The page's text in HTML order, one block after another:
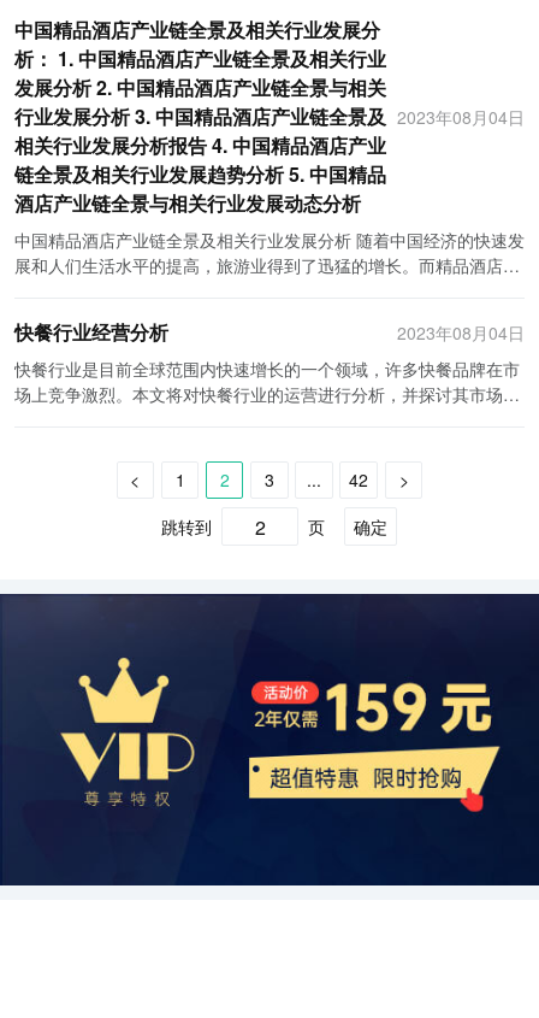
繁荣的发展。
酒店在服务和营销方面也做得十分出色。他们注重与当地的文化和旅
游景点的结合，打造了更加具有地域特色的主题酒店。此外，他们还
利用社交媒体和网络平台进行营销和宣传，吸引更多的游客。 综上所
述，国内外的主题酒店行业都在快速发展，并取得了显著的业绩。在
今后的发展中，主题酒店行业有望通过不断创新和提升服务品质，为
游客带来更加独特和丰富的入住体验，为旅游业的发展做出更大的贡
献。
鼓励企业加强技术研发，以提升在线旅游服务的质量和效率。此外，
政府还积极推动旅游业与其他行业的融合，为在线旅游行业的发展提
供了更多的机会和资源。 综上所述，中国在线旅游行业投融资机会是
非常乐观的。庞大的市场规模、发展潜力巨大、竞争格局相对稳定以
及政府的支持力度不断加大，都为投资者提供了可观的回报和丰富的
机会。当然，投资者在进行投融资决策时，还需要结合市场状况和自
身实力，制定合理的投资策略，以获得更好的投资收益。
帮助用户解决问题和获取更多的旅游信息。这种个性化的服务模式，
能够提高用户的旅游体验和满意度，增加用户的忠诚度和重复消费。
再次，中国在线旅游行业的模式注重线上和线下的结合。虽然在线旅
游平台提供了方便快捷的在线预订服务，但对于某些产品和服务，仍
然需要线下的实体店面。比如，一些高端旅游产品、签证办理、海外
旅游等需要线下服务的业务。因此，很多在线旅游平台开始与线下旅
行社和实体门店合作，提供线上预订，线下服务的全方位旅游体验。
这种线上线下结合的模式，能够充分发挥各自的优势，满足不同消费
者的需求。 然而，中国在线旅游行业仍面临一些挑战和问题。首先，
行业竞争激烈，市场份额分散。目前，中国在线旅游市场竞争非常激
用户在进行在线预订和支付时，往往需提供个人和财务信息，对于网
上支付安全的担忧成为用户的一大顾虑。另外，由于国内旅游行业的
发展速度过快，也存在一些不合规的产品和服务，给用户带来了一定
的风险。 总之，中国在线旅游行业的模式具有平台化、个性化、线上
的发展潜力。未来，随着互联网技术和消费者需求的不断变化，中国
在线旅游行业将不断创新和发展，提供更多、更好的旅游产品和服
动，地区和国家能够吸引更多的游客前来消费。这不仅能推动当地旅
游业的发展，还能带动相关产业的繁荣，如酒店、餐饮、交通等。典
型的例子是许多旅游目的地会在旅游淡季推出优惠活动，吸引游客来
访。这种方式能够有效平衡旅游业的季节性波动，保持全年持续的增
长。 另外，奖励旅游市场还能促进地区经济的多元化发展。许多地方
政府将旅游业作为当地经济转型升级的重点领域，并采取一系列措施
来吸引投资和提升旅游服务质量。这能够促进当地产业结构的升级和
优化，加快经济发展。例如，一些农村地区开展农村旅游项目，将传
统的农业经济转变为文化旅游经济，提高了当地居民的收入水平和生
活质量。 然而，奖励旅游市场也面临一些挑战。首先，过分依赖奖励
争。此外，长期依赖奖励政策可能会使市场变得依赖性强，缺乏自主
创新能力。因此，对于奖励旅游市场的政策制定者来说，需要加强对
市场调控和监管，促进市场的健康发展。 总之，奖励旅游市场的政策
监管，促进市场的健康发展。希望未来在奖励旅游市场发展的推动
下，旅游业能够继续健康快速发展，为地区和国家经济增长做出更大
类型带来了新的发展机遇。 新兴酒店类型的发展现状： 1. 民宿：随
着旅游热潮的兴起，越来越多的人选择去体验当地的风土人情。因
此，民宿成为了一种受欢迎的住宿方式。民宿通常地处景区或风景优
美的乡村，提供独特和个性化的服务，吸引了很多游客的关注。 2.
主题酒店：主题酒店以特色主题为卖点，打造独特的入住体验。例
如，有些主题酒店以电影或动漫作品为主题，将房间设计得像影片中
的场景，吸引了喜爱这些作品的游客。 3. 设计酒店：与传统酒店相
比，设计酒店注重室内设计和装饰风格的创新。这些酒店通常融入当
地艺术元素，将文化和艺术与住宿体验相结合，吸引了注重品味和生
活方式的旅客。 4. 创意民宿：这些民宿以创意和个性化而著称。民
宿主人通常在室内装饰、服务以及与客人的互动上下功夫，使客人有
验。 发展机遇分析： 1. 旅游消费升级：随着中国经济的快速发展，
人们的旅游消费意愿越来越强烈，对于不同类型的酒店需求也在增
加。新兴酒店类型的出现正好满足了这一需求，提供了更加个性化和
多样化的住宿选项。 2. 当地文化的推广：很多新兴酒店类型都强调
的地的知名度和影响力，推动当地文化的传播和发展。 3. 互联网技
术的应用：新兴酒店类型更加注重互联网技术的应用，通过在线预订
平台、社交媒体等渠道进行营销和推广。这种方式能够更好地与年轻
店，它们的独特卖点和高品质服务吸引了一批忠实的高端客户。这进
点，并带来了发展机遇。随着旅游消费升级、当地文化的推广、互联
网技术的应用以及经济效益的提升，新兴酒店类型有着广阔的发展前
景。酒店业经营者应抓住这些机遇，积极创新和改进自身的经营模
式，以适应市场的需求变化，并提供更好的住宿体验。
中国精品酒店产业链全景及相关行业发展分
析： 1. 中国精品酒店产业链全景及相关行业
发展分析 2. 中国精品酒店产业链全景与相关
行业发展分析 3. 中国精品酒店产业链全景及
相关行业发展分析报告 4. 中国精品酒店产业
链全景及相关行业发展趋势分析 5. 中国精品
酒店产业链全景与相关行业发展动态分析
2023年08月04日
中国精品酒店产业链全景及相关行业发展分析 随着中国经济的快速发
展和人们生活水平的提高，旅游业得到了迅猛的增长。而精品酒店作
大致分为几个环节，包括房地产开发、设计与装修、设备与供应、市
场与销售、人才培养等。其中，房地产开发是整个产业链的起点。随
着旅游业的兴起，越来越多的房地产开发商开始将酒店纳入项目规
环节则确保了酒店设施和服务的质量和稳定性。市场与销售环节则负
责推广和销售酒店产品，吸引更多的消费者。最后，人才培养环节则
是保障精品酒店高质量服务的重要一环，通过培训和人才引进，提高
员工的专业素养和服务意识。 在中国精品酒店产业链中，房地产开发
验，精品酒店的需求也逐渐增长。而房地产商则逐渐意识到这一市场
需求，使得酒店设计成为吸引客户的重要因素。因此，酒店设计与装
修环节逐渐发展成为独立的行业，为精品酒店提供专业的设计服务。
在设备与供应环节，中国制造业的快速发展也为精品酒店的发展提供
了有力支持。中国酒店设备和用品制造商逐渐成为重要的供应商，为
精品酒店提供高品质、创新的产品。同时，市场与销售环节的快速发
展也为精品酒店提供了广阔的发展空间。消费者对于个性化服务和独
快餐行业经营分析
2023年08月04日
快餐行业是目前全球范围内快速增长的一个领域，许多快餐品牌在市
场上竞争激烈。本文将对快餐行业的运营进行分析，并探讨其市场前
元，并且持续增长。这主要是由于人们生活节奏加快、工作时间变长
以及人们对方便、快捷食品的需求增加所致。另外，全球化和城市化
也为快餐行业的发展提供了机遇，许多国际快餐品牌在全球范围内扩
场份额。但是，近年来，一些新兴的快餐品牌也在快速崛起，如五芳
便、价格合理等，还要顺应消费者对健康和营养的追求。这也是快餐
品牌在过去几年中推出更多健康食品和有机食品的原因之一。消费者
对食品安全和可持续发展的关注也在推动行业变革。 此外，快餐行业
还需要关注技术创新和数字化转型。移动支付、外卖平台以及智能点
餐系统等科技创新正在为快餐行业带来巨大的变革。通过提供更加便
捷的点餐和支付方式，快餐品牌可以提高顾客体验，并提高运营效
< 1 2 3 ... 42
>
跳转到
页 确定